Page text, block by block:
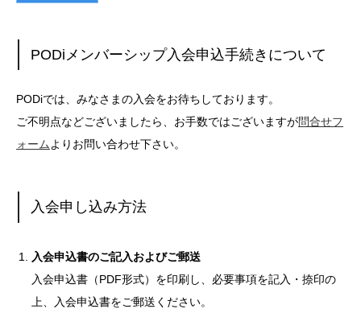
PODiメンバーシップ入会申込手続きについて
PODiでは、みなさまの入会をお待ちしております。
ご不明点などございましたら、お手数ではございますが問合せフ
ォーム よりお問い合わせ下さい。
入会申し込み方法
入会申込書のご記入およびご郵送
入会申込書（PDF形式）を印刷し、必要事項を記入・捺印の
上、入会申込書をご郵送ください。